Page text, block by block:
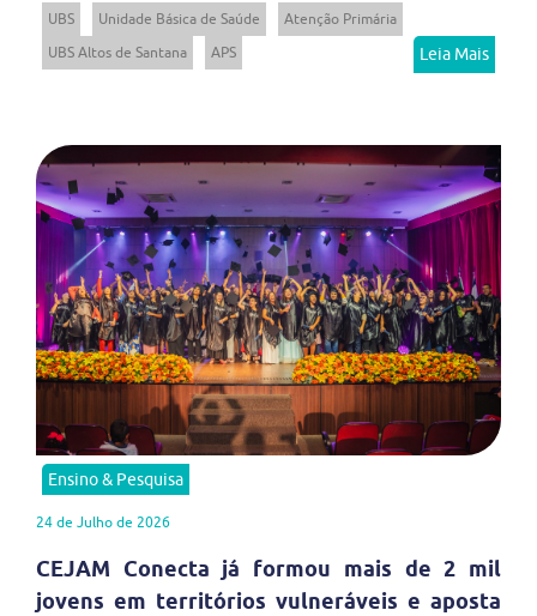
UBS Unidade Básica de Saúde
Atenção Primária
UBS Altos de Santana
APS Leia Mais
Ensino & Pesquisa
24 de Julho de 2026
CEJAM Conecta já formou mais de 2 mil
jovens em territórios vulneráveis e aposta